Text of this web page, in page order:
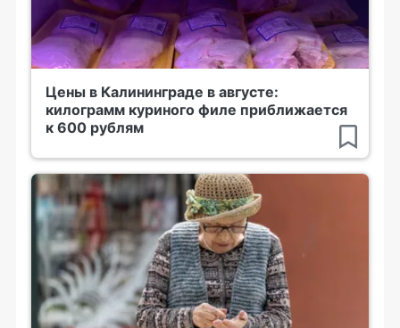
Цены в Калининграде в августе:
килограмм куриного филе приближается
к 600 рублям